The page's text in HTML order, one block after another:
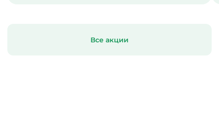
Все акции